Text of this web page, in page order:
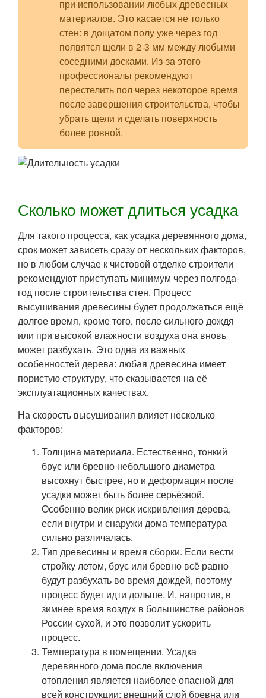
при использовании любых древесных
материалов. Это касается не только
стен: в дощатом полу уже через год
появятся щели в 2-3 мм между любыми
соседними досками. Из-за этого
профессионалы рекомендуют
перестелить пол через некоторое время
после завершения строительства, чтобы
убрать щели и сделать поверхность
более ровной.
Сколько может длиться усадка
Для такого процесса, как усадка деревянного дома,
срок может зависеть сразу от нескольких факторов,
но в любом случае к чистовой отделке строители
рекомендуют приступать минимум через полгода-
год после строительства стен. Процесс
высушивания древесины будет продолжаться ещё
долгое время, кроме того, после сильного дождя
или при высокой влажности воздуха она вновь
может разбухать. Это одна из важных
особенностей дерева: любая древесина имеет
пористую структуру, что сказывается на её
эксплуатационных качествах.
На скорость высушивания влияет несколько
факторов:
Толщина материала. Естественно, тонкий
брус или бревно небольшого диаметра
высохнут быстрее, но и деформация после
усадки может быть более серьёзной.
Особенно велик риск искривления дерева,
если внутри и снаружи дома температура
сильно различалась.
Тип древесины и время сборки. Если вести
стройку летом, брус или бревно всё равно
будут разбухать во время дождей, поэтому
процесс будет идти дольше. И, напротив, в
зимнее время воздух в большинстве районов
России сухой, и это позволит ускорить
процесс.
Температура в помещении. Усадка
деревянного дома после включения
отопления является наиболее опасной для
всей конструкции: внешний слой бревна или